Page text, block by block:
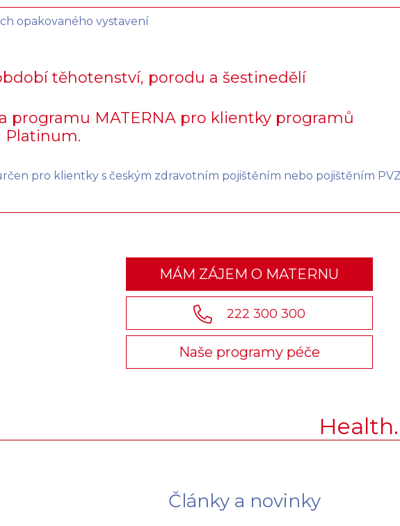
opakovaného vystavení
těhotenství, porodu a šestinedělí
programu MATERNA pro klientky programů
Platinum.
pro klientky s českým zdravotním pojištěním nebo pojištěním
MÁM ZÁJEM O MATERNU
222 300 300
Naše programy péče
Články a novinky